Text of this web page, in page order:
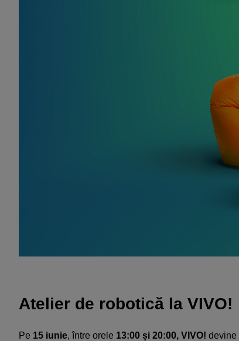
Atelier de robotică la VIVO!
Pe 15 iunie, între orele 13:00 și 20:00, VIVO! devine